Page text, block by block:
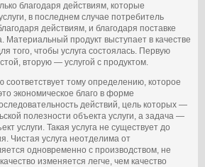
благодаря действиям, которые
в последнем случае потребитель
действиям, и благодаря поставке
Материальный продукт выступает в качестве
того, чтобы услуга состоялась. Первую
вторую — услугой с продуктом.
соответствует тому определению, которое
экономическое благо в форме
действий, цель которых —
полезности объекта услуги, а задача —
услуги. Такая услуга не существует до
Чистая услуга неотделима от
одновременно с производством, не
изменяется легче, чем качество